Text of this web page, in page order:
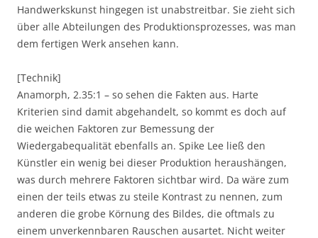
Handwerkskunst hingegen ist unabstreitbar. Sie zieht sich
über alle Abteilungen des Produktionsprozesses, was man
dem fertigen Werk ansehen kann.
[Technik]
Anamorph, 2.35:1 – so sehen die Fakten aus. Harte
Kriterien sind damit abgehandelt, so kommt es doch auf
die weichen Faktoren zur Bemessung der
Wiedergabequalität ebenfalls an. Spike Lee ließ den
Künstler ein wenig bei dieser Produktion heraushängen,
was durch mehrere Faktoren sichtbar wird. Da wäre zum
einen der teils etwas zu steile Kontrast zu nennen, zum
anderen die grobe Körnung des Bildes, die oftmals zu
einem unverkennbaren Rauschen ausartet. Nicht weiter